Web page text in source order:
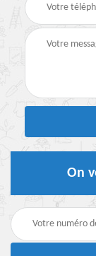
On